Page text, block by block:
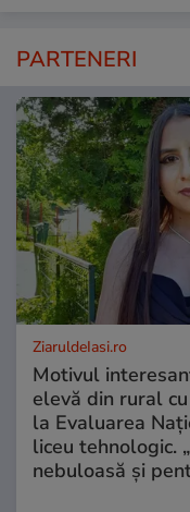
PARTENERI
ZiaruldeIasi.ro
Motivul
elevă din rural
la Evaluarea
liceu tehnologic.
nebuloasă și